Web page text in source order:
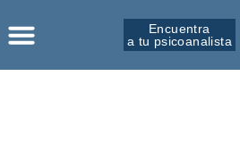
Encuentra
a tu psicoanalista